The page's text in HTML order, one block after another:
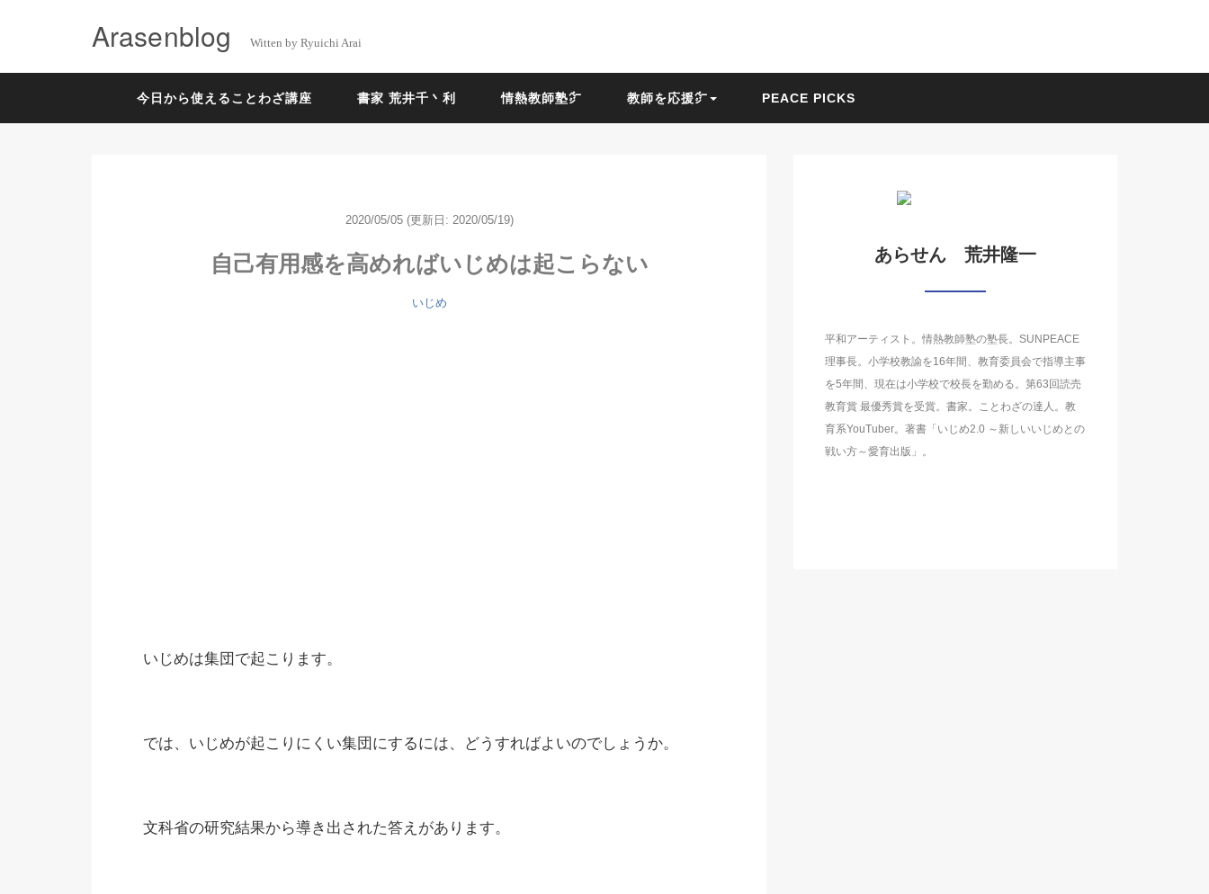
Arasenblog Witten by Ryuichi Arai
今日から使えることわざ講座 書家 荒井千丶利 情熱教師塾㌻ 教師を応援㌻ PEACE PICKS
2020/05/05 (更新日: 2020/05/19)
自己有用感を高めればいじめは起こらない
いじめ
いじめは集団で起こります。
では、いじめが起こりにくい集団にするには、どうすればよいのでしょうか。
文科省の研究結果から導き出された答えがあります。
あらせん 荒井隆一
平和アーティスト。情熱教師塾の塾長。SUNPEACE
理事長。小学校教諭を16年間、教育委員会で指導主事
を5年間、現在は小学校で校長を勤める。第63回読売
教育賞 最優秀賞を受賞。書家。ことわざの達人。教
育系YouTuber。著書「いじめ2.0 ～新しいいじめとの
戦い方～愛育出版」。